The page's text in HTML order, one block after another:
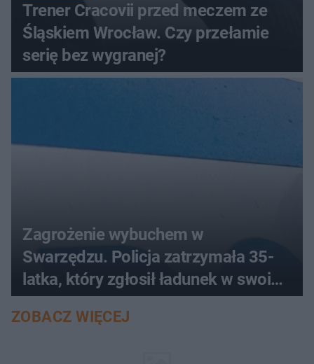
Trener Cracovii przed meczem ze
Śląskiem Wrocław. Czy przełamie
serię bez wygranej?
Zagrożenie wybuchem w
Swarzędzu. Policja zatrzymała 35-
latka, który zgłosił ładunek w swoim
aucie
ZOBACZ WIĘCEJ